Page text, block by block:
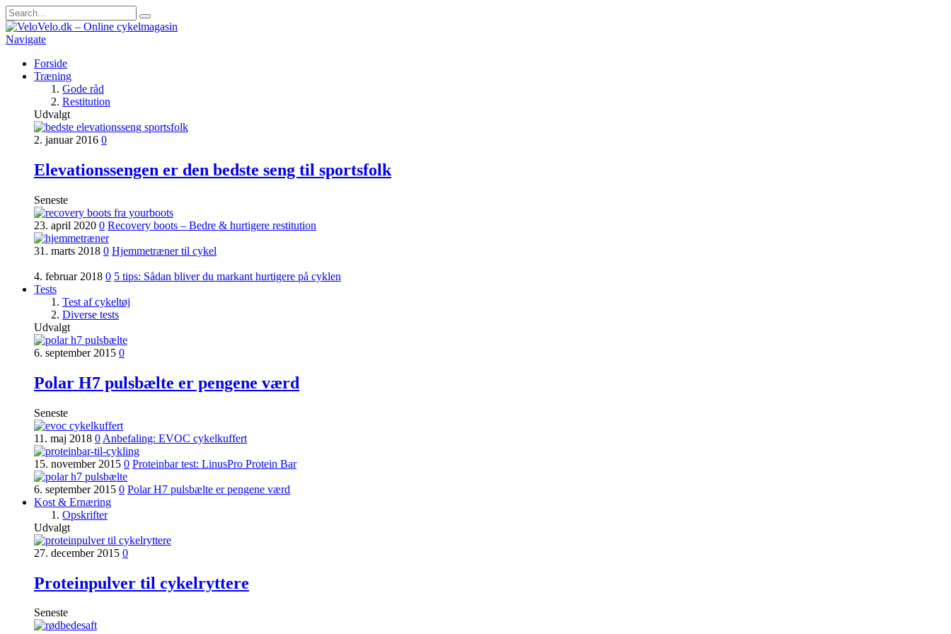
Navigate
Forside
Træning
Gode råd
Restitution
Udvalgt
2. januar 2016 0
Elevationssengen er den bedste seng til sportsfolk
Seneste
23. april 2020 0 Recovery boots – Bedre & hurtigere restitution
31. marts 2018 0 Hjemmetræner til cykel
4. februar 2018 0 5 tips: Sådan bliver du markant hurtigere på cyklen
Tests
Test af cykeltøj
Diverse tests
Udvalgt
6. september 2015 0
Polar H7 pulsbælte er pengene værd
Seneste
11. maj 2018 0 Anbefaling: EVOC cykelkuffert
15. november 2015 0 Proteinbar test: LinusPro Protein Bar
6. september 2015 0 Polar H7 pulsbælte er pengene værd
Kost & Ernæring
Opskrifter
Udvalgt
27. december 2015 0
Proteinpulver til cykelryttere
Seneste